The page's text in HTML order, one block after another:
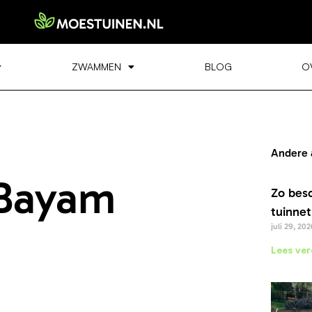
ZWAMMEN BLOG
Andere
Zo
tuinnet
juli 29,
Lees